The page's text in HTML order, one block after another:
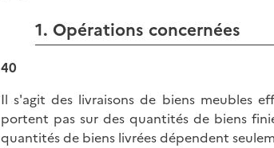
1. Opérations concernées
40
Il s'agit des livraisons de biens meubles
portent pas sur des quantités de biens
quantités de biens livrées dépendent